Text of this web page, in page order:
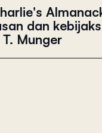
dan
Munger